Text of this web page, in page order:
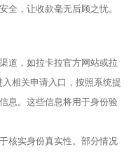
全，让收款毫无后顾之忧。​
道，如拉卡拉官方网站或拉
相关申请入口，按照系统提
息。这些信息将用于身份验
核实身份真实性。部分情况